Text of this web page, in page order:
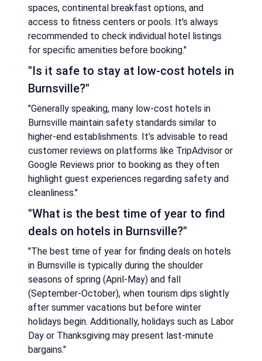
spaces, continental breakfast options, and
access to fitness centers or pools. It's always
recommended to check individual hotel listings
for specific amenities before booking."
"Is it safe to stay at low-cost hotels in
Burnsville?"
"Generally speaking, many low-cost hotels in
Burnsville maintain safety standards similar to
higher-end establishments. It’s advisable to read
customer reviews on platforms like TripAdvisor or
Google Reviews prior to booking as they often
highlight guest experiences regarding safety and
cleanliness."
"What is the best time of year to find
deals on hotels in Burnsville?"
"The best time of year for finding deals on hotels
in Burnsville is typically during the shoulder
seasons of spring (April-May) and fall
(September-October), when tourism dips slightly
after summer vacations but before winter
holidays begin. Additionally, holidays such as Labor
Day or Thanksgiving may present last-minute
bargains."